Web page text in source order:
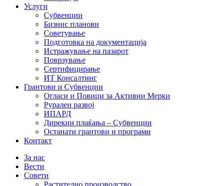
Услуги
Субвенции
Бизнис планови
Советување
Подготовка на документација
Истражување на пазарот
Поврзување
Сертифицирање
ИТ Консалтинг
Грантови и Субвенции
Огласи и Повици за Активни Мерки
Рурален развој
ИПАРД
Дирекни плаќања – Субвенции
Останати грантови и програми
Контакт
За нас
Вести
Совети
Растително производство